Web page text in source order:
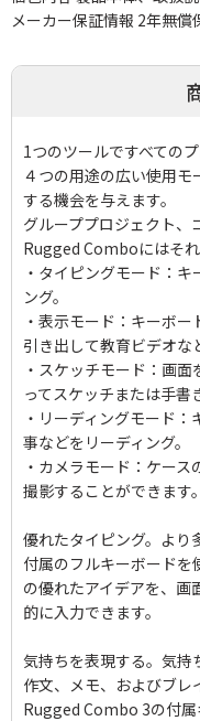
メーカー保証情報 2年無償
1つのツールですべての
４つの用途の広い使用
する機会を与えます。
グループプロジェクト、
Rugged Comboにはそれ
・タイピングモード：
ング。
・表示モード：キーボ
引き出して教育ビデオな
・スケッチモード：画
ってスケッチまたは手書
・リーディングモード
事などをリーディング。
・カメラモード：ケー
撮影することができます。
優れたタイピング。より
付属のフルキーボード
の優れたアイデアを、
的に入力できます。
気持ちを表現する。気持
作文、メモ、およびブレ
Rugged Combo 3の付